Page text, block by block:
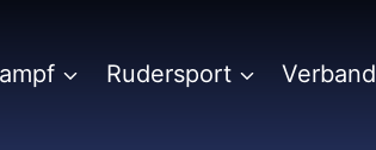
Rudersport Verband